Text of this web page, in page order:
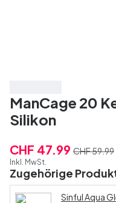
ManCage 20
Silikon
CHF 47.99 CHF 59.99
Inkl. MwSt.
Zugehörige
Sinful Aqua